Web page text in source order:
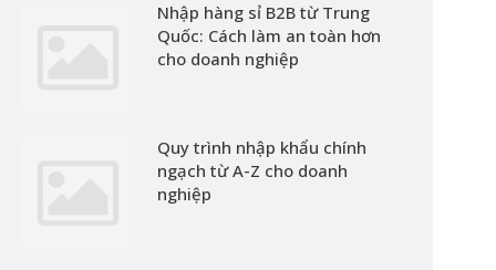
Nhập hàng sỉ B2B từ Trung
Quốc: Cách làm an toàn hơn
cho doanh nghiệp
Quy trình nhập khẩu chính
ngạch từ A-Z cho doanh
nghiệp